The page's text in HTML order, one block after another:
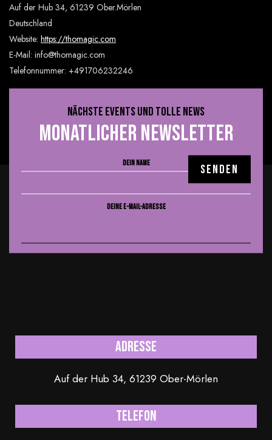
Auf der Hub 34, 61239 Ober.Mörlen
Deutschland
Website: https://thomagic.com
E-Mail: info@thomagic.com
Telefonnummer: +491706232246
2024 synchronisiert.NÄCHSTE EVENTS UND TOLLE NEWS
MONATLICHER NEWSLETTER
DEIN NAME
DEINE E-MAIL-ADRESSE
Adresse
Auf der Hub 34, 61239 Ober-Mörlen
Telefon